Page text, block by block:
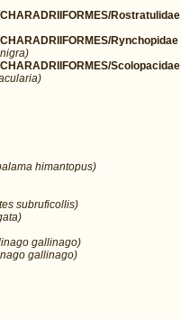
Rostratulidae
Rynchopidae
Scolopacidae
himantopus)
subruficollis)
gallinago)
gallinago)